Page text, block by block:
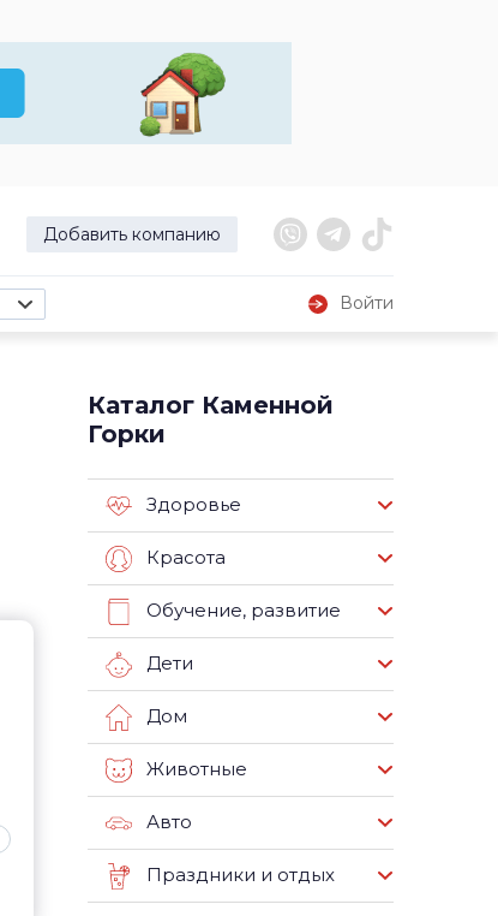
Добавить компанию
Войти
Каталог Каменной
Горки
Здоровье
Красота
Обучение, развитие
Дети
Дом
Животные
Авто
Праздники и отдых